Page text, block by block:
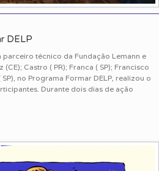
DELP
parceiro técnico da Fundação Lemann e
Castro ( PR); Franca ( SP); Francisco
no Programa Formar DELP, realizou o
Durante dois dias de ação